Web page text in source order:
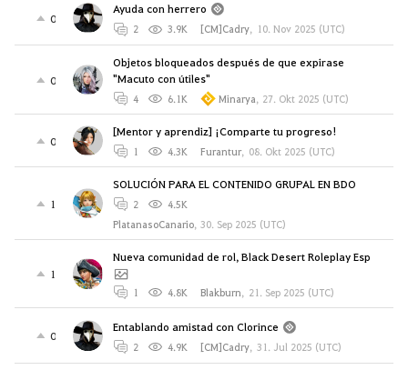
0
Ayuda con herrero
2 3.9K [CM]Cadry, 10. Nov 2025 (UTC)
0
Objetos bloqueados después de que expirase
"Macuto con útiles"
4 6.1K Minarya, 27. Okt 2025 (UTC)
0
[Mentor y aprendiz] ¡Comparte tu progreso!
1 4.3K Furantur, 08. Okt 2025 (UTC)
1
SOLUCIÓN PARA EL CONTENIDO GRUPAL EN BDO
2
4.5K
PlatanasoCanario, 30. Sep 2025 (UTC)
1
Nueva comunidad de rol, Black Desert Roleplay Esp
1 4.8K Blakburn, 21. Sep 2025 (UTC)
0
Entablando amistad con Clorince
2 4.9K [CM]Cadry, 31. Jul 2025 (UTC)